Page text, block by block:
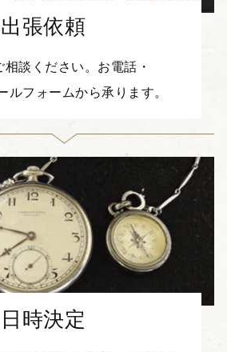
出張依頼
相談ください。お電話・
ルフォームから承ります。
日時決定